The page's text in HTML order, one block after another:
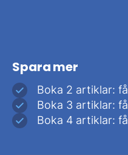
Spara mer
Boka 2 artiklar: få
Boka 3 artiklar: få
Boka 4 artiklar: få